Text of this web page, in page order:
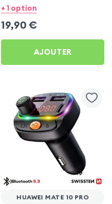
Bwoo pour Huawei Mate
+ 1 option
19,90 €
AJOUTER
HUAWEI MATE 10 PRO